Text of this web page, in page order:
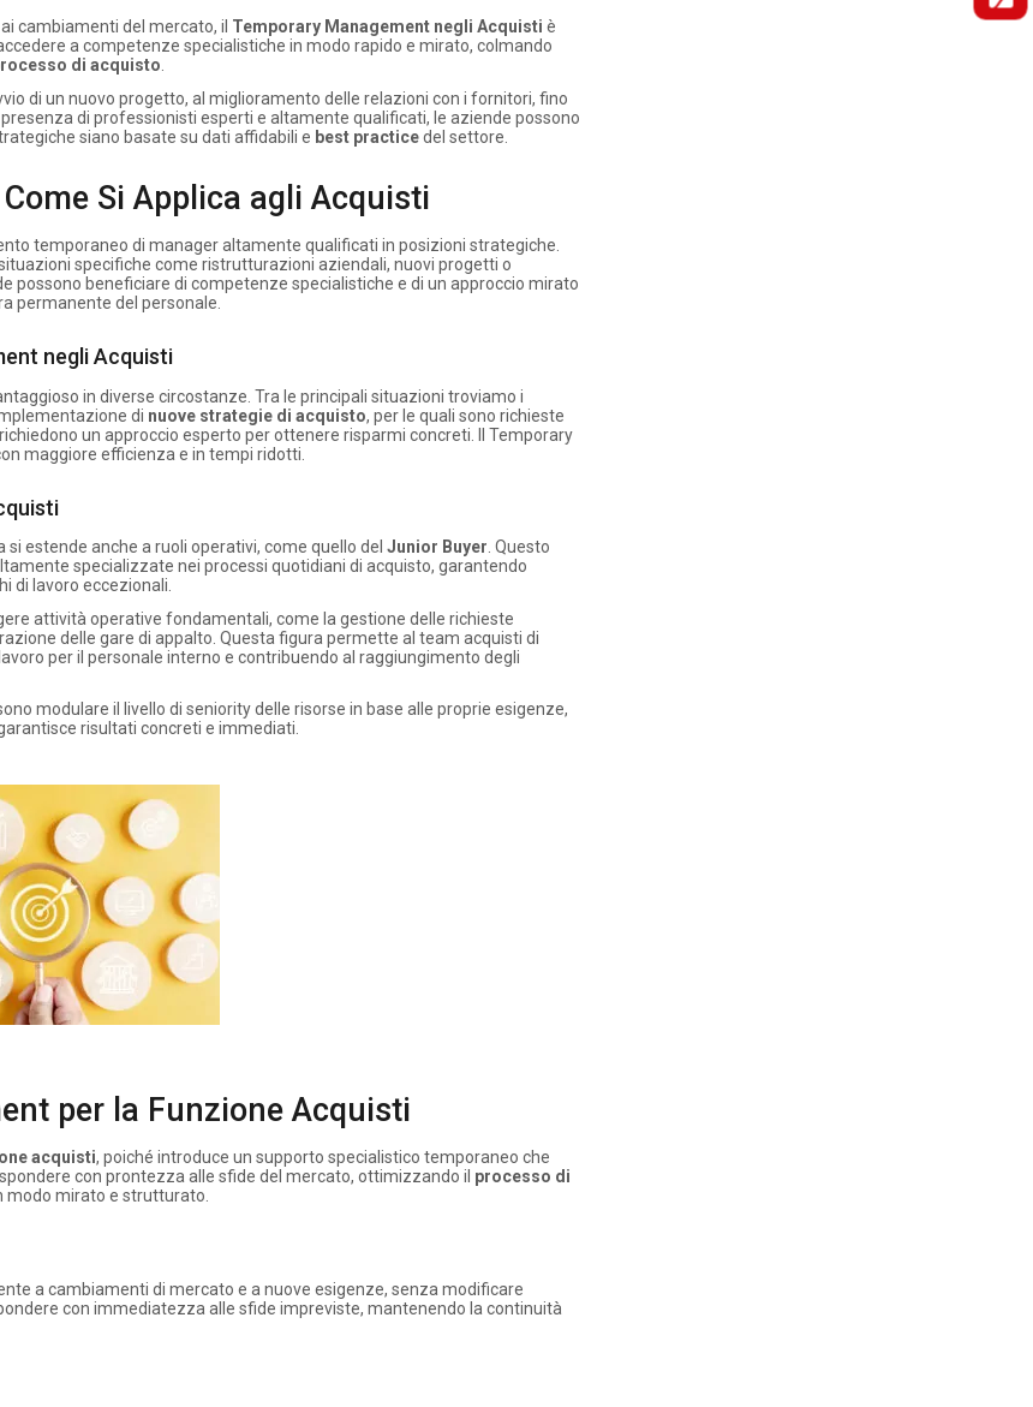
cambiamenti del mercato, il Temporary Management negli Acquisti è
a competenze specialistiche in modo rapido e mirato, colmando
di acquisto
di un nuovo progetto, al miglioramento delle relazioni con i fornitori, fino
di professionisti esperti e altamente qualificati, le aziende possono
siano basate su dati affidabili e best practicedel settore.
Si Applica agli Acquisti
temporaneo di manager altamente qualificati in posizioni strategiche.
specifiche come ristrutturazioni aziendali, nuovi progetti o
possono beneficiare di competenze specialistiche e di un approccio mirato
permanente del personale.
negli Acquisti
in diverse circostanze. Tra le principali situazioni troviamo i
di nuove strategie di acquisto, per le quali sono richieste
un approccio esperto per ottenere risparmi concreti. Il Temporary
maggiore efficienza e in tempi ridotti.
estende anche a ruoli operativi, come quello del Junior Buyer . Questo
specializzate nei processi quotidiani di acquisto, garantendo
di lavoro eccezionali.
attività operative fondamentali, come la gestione delle richieste
delle gare di appalto. Questa figura permette al team acquisti di
per il personale interno e contribuendo al raggiungimento degli
modulare il livello di seniority delle risorse in base alle proprie esigenze,
risultati concreti e immediati.
per la Funzione Acquisti
acquisti, poiché introduce un supporto specialistico temporaneo che
con prontezza alle sfide del mercato, ottimizzando il processo di
modo mirato e strutturato.
a cambiamenti di mercato e a nuove esigenze, senza modificare
con immediatezza alle sfide impreviste, mantenendo la continuità